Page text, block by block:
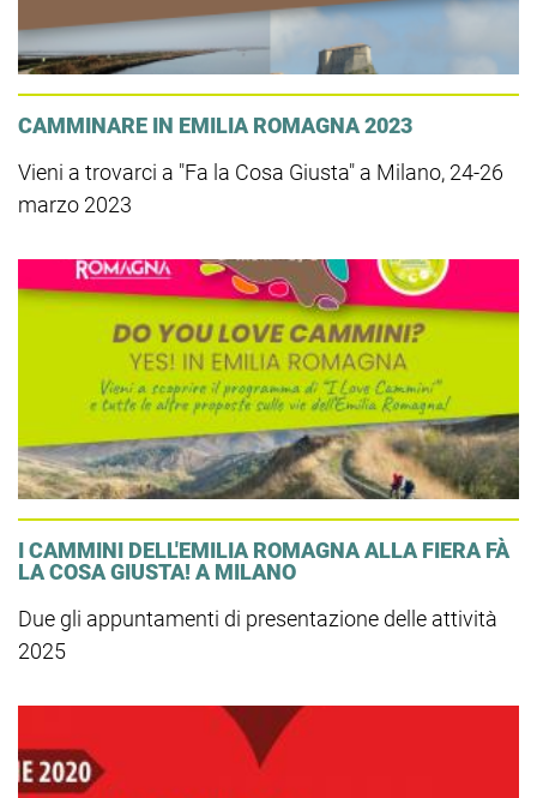
CAMMINARE IN EMILIA ROMAGNA 2023
Vieni a trovarci a "Fa la Cosa Giusta" a Milano, 24-26
marzo 2023
I CAMMINI DELL'EMILIA ROMAGNA ALLA FIERA FÀ
LA COSA GIUSTA! A MILANO
Due gli appuntamenti di presentazione delle attività
2025